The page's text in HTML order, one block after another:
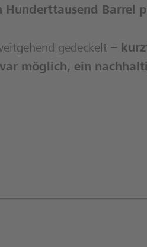
Barrel
gedeckelt –
möglich, ein